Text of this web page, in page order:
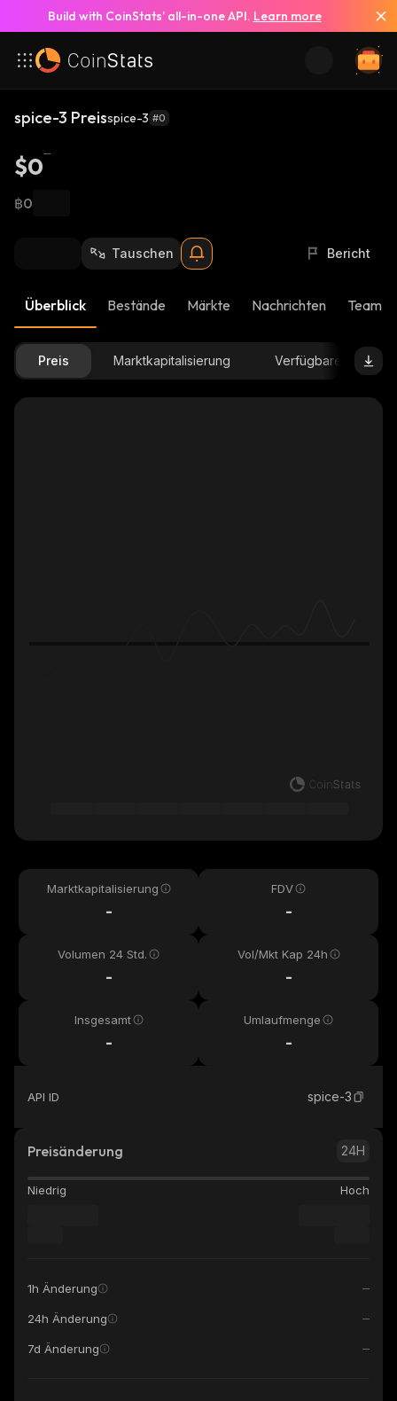
Build with CoinStats’ all-in-one API. Learn more
spice-3 Preisspice-3 #0
$0
฿0
Tauschen Bericht
Überblick Bestände Märkte Nachrichten Team-
Preis Marktkapitalisierung Verfügbare Menge
Marktkapitalisierung
-
FDV
-
Volumen 24 Std.
-
Vol/Mkt Kap 24h
-
Insgesamt
-
Umlaufmenge
-
API ID spice-3
Preisänderung 24H
Niedrig Hoch
1h Änderung
24h Änderung
7d Änderung